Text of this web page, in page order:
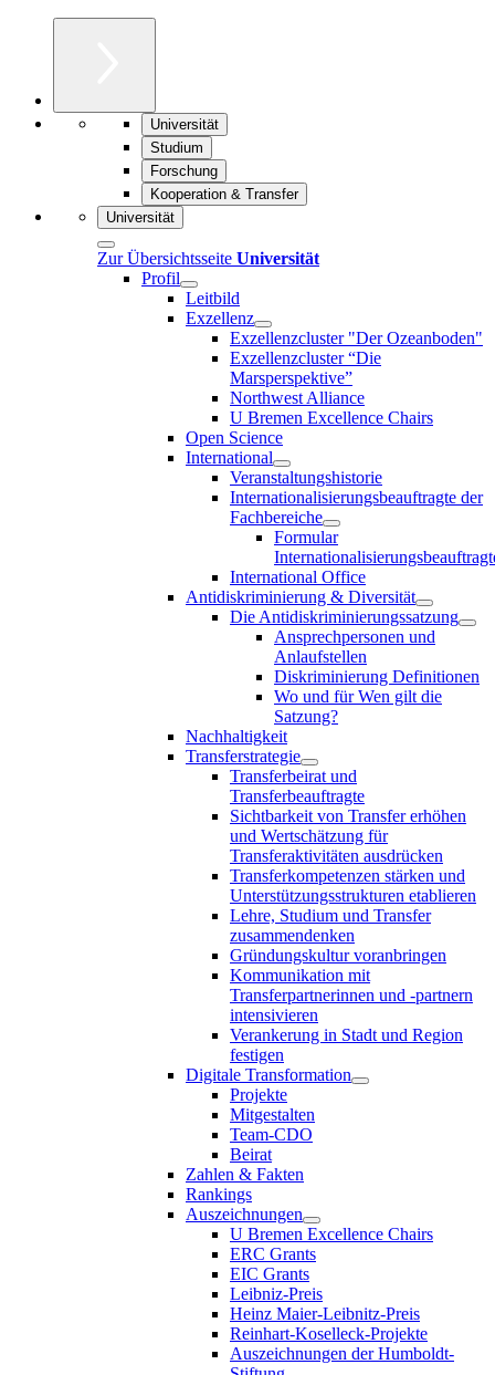
Universität
Studium
Forschung
Kooperation & Transfer
Universität
Zur Übersichtsseite Universität
Profil
Leitbild
Exzellenz
Exzellenzcluster "Der Ozeanboden"
Exzellenzcluster “Die
Marsperspektive”
Northwest Alliance
U Bremen Excellence Chairs
Open Science
International
Veranstaltungshistorie
Internationalisierungsbeauftragte der
Fachbereiche
Formular
International Office
Antidiskriminierung & Diversität
Die Antidiskriminierungssatzung
Ansprechpersonen und
Anlaufstellen
Diskriminierung Definitionen
Wo und für Wen gilt die
Satzung?
Nachhaltigkeit
Transferstrategie
Transferbeirat und
Transferbeauftragte
Sichtbarkeit von Transfer erhöhen
und Wertschätzung für
Transferaktivitäten ausdrücken
Transferkompetenzen stärken und
Unterstützungsstrukturen etablieren
Lehre, Studium und Transfer
zusammendenken
Gründungskultur voranbringen
Kommunikation mit
Transferpartnerinnen und -partnern
intensivieren
Verankerung in Stadt und Region
festigen
Digitale Transformation
Projekte
Mitgestalten
Team-CDO
Beirat
Zahlen & Fakten
Rankings
Auszeichnungen
U Bremen Excellence Chairs
ERC Grants
EIC Grants
Leibniz-Preis
Heinz Maier-Leibnitz-Preis
Reinhart-Koselleck-Projekte
Auszeichnungen der Humboldt-